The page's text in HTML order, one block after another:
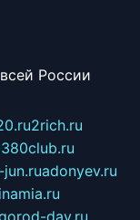
России
2rich.ru
adonyev.ru